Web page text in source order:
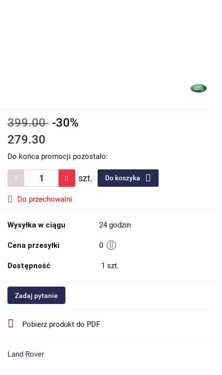
399.00 -30%
279.30
Do końca promocji pozostało:
szt. Do koszyka
Do przechowalni
Wysyłka w ciągu 24 godzin
Cena przesyłki 0
Dostępność 1 szt.
Zadaj pytanie
Pobierz produkt do PDF
Land Rover